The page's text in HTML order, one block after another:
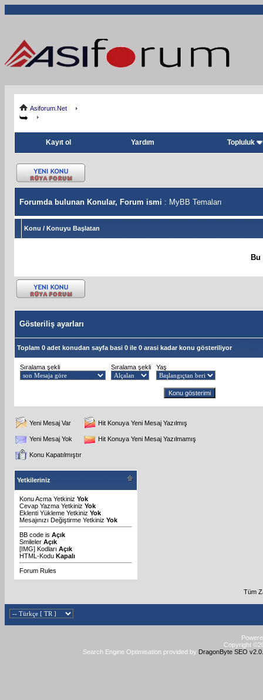
Asiforum.Net
Kayıt ol Yardım Topluluk
Forumda bulunan Konular, Forum ismi : MyBB Temaları
Konu / Konuyu Başlatan
Bu
Gösteriliş ayarları
Toplam 0 adet konudan sayfa basi 0 ile 0 arasi kadar konu gösteriliyor
Sıralama şekli Sıralama şekli Yaş
Yeni Mesaj Var Hit Konuya Yeni Mesaj Yazılmış
Yeni Mesaj Yok Hit Konuya Yeni Mesaj Yazılmamış
Konu Kapatılmıştır
Yetkileriniz
Konu Acma Yetkiniz Yok
Cevap Yazma Yetkiniz Yok
Eklenti Yükleme Yetkiniz Yok
Mesajınızı Değiştirme Yetkiniz Yok
BB code is Açık
Smileler Açık
[IMG] Kodları Açık
HTML-Kodu Kapalı
Forum Rules
Tüm
Copyright
Search Engine Optimisation provided by DragonByte SEO